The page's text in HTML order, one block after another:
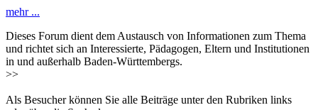
mehr ...
Dieses Forum dient dem Austausch von Informationen zum Thema
und richtet sich an Interessierte, Pädagogen, Eltern und Institutionen
in und außerhalb Baden-Württembergs.
>>
Als Besucher können Sie alle Beiträge unter den Rubriken links